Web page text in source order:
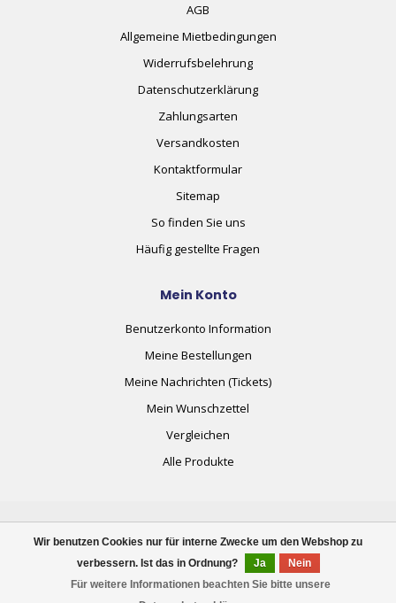
Wir benutzen Cookies nur für interne Zwecke um den Webshop zu
verbessern. Ist das in Ordnung?
Ja
Nein
Für weitere Informationen beachten Sie bitte unsere
AGB
Allgemeine Mietbedingungen
Widerrufsbelehrung
Datenschutzerklärung
Zahlungsarten
Versandkosten
Kontaktformular
Sitemap
So finden Sie uns
Häufig gestellte Fragen
Mein Konto
Benutzerkonto Information
Meine Bestellungen
Meine Nachrichten (Tickets)
Mein Wunschzettel
Vergleichen
Alle Produkte
© Copyright 2026 plug+automate.swiss